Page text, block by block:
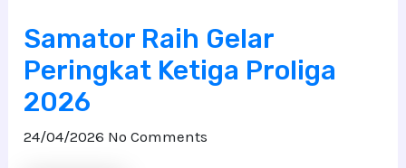
Samator Raih Gelar
Peringkat Ketiga Proliga
2026
24/04/2026 No Comments